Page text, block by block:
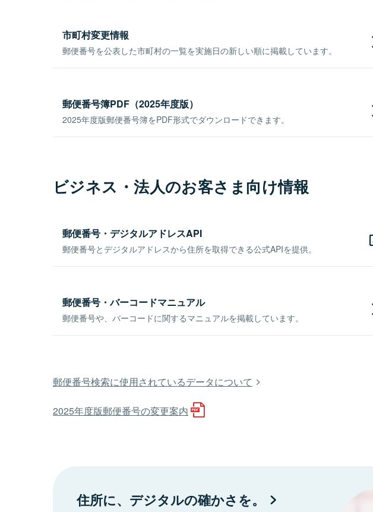
市町村変更情報
郵便番号を公表した市町村の一覧を実施日の新しい順に掲載しています。
郵便番号簿PDF（2025年度版）
2025年度版郵便番号簿をPDF形式でダウンロードできます。
ビジネス・法人のお客さま向け情報
郵便番号・デジタルアドレスAPI
郵便番号とデジタルアドレスから住所を取得できる公式APIを提供。
郵便番号・バーコードマニュアル
郵便番号や、バーコードに関するマニュアルを掲載しています。
郵便番号検索に使用されているデータについて
2025年度版郵便番号の変更案内
住所に、デジタルの確かさを。